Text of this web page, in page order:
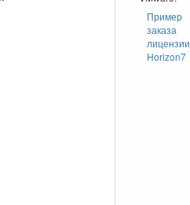
Пример
заказа
лицензии
Horizon7